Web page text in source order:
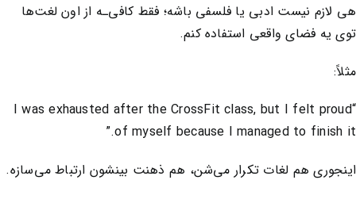
هی لازم نیست ادبی یا فلسفی باشه؛ فقط کافی‌ـه از اون لغت‌ها
توی یه فضای واقعی استفاده کنم.
مثلاً:
“I was exhausted after the CrossFit class, but I felt proud
of myself because I managed to finish it.”
اینجوری هم لغات تکرار می‌شن، هم ذهنت بینشون ارتباط می‌سازه.